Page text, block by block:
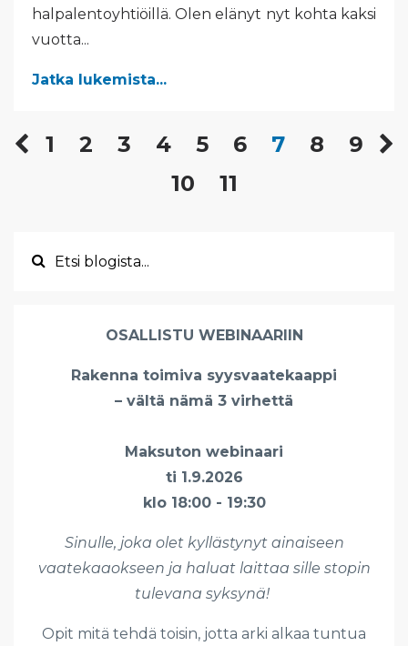
halpalentoyhtiöillä. Olen elänyt nyt kohta kaksi
vuotta...
Jatka lukemista...
1 2 3 4 5 6 7 8
9
10
11
OSALLISTU WEBINAARIIN
Rakenna toimiva syysvaatekaappi
– vältä nämä 3 virhettä
Maksuton webinaari
ti 1.9.2026
klo 18:00 - 19:30
Sinulle, joka olet kyllästynyt ainaiseen
vaatekaaokseen ja haluat laittaa sille stopin
tulevana syksynä!
Opit mitä tehdä toisin, jotta arki alkaa tuntua